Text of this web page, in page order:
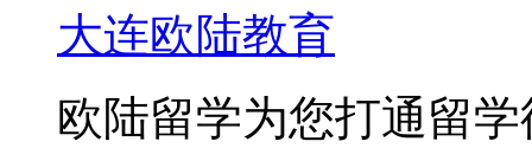
大连欧陆教育
欧陆留学为您打通留